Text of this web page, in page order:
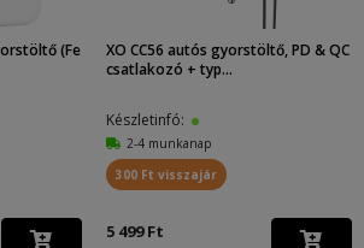
(Fe
XO CC56 autós gyorstöltő, PD & QC
csatlakozó + typ...
Készletinfó:
2-4 munkanap
300 Ft visszajár
5 499 Ft